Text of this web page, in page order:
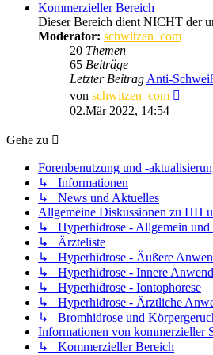
Kommerzieller Bereich
Dieser Bereich dient NICHT der
Moderator: schwitzen_com
20 Themen
65 Beiträge
Letzter Beitrag Anti-
von schwitzen_com
02.Mär 2022, 14:54
Gehe zu
Forenbenutzung und -
↳ Informationen
↳ News und Aktuelles
Allgemeine Diskussionen zu HH
↳ Hyperhidrose - Allgemein und
↳ Ärzteliste
↳ Hyperhidrose - Äußere
↳ Hyperhidrose - Innere
↳ Hyperhidrose - Iontophorese
↳ Hyperhidrose - Ärztliche
↳ Bromhidrose und
Informationen von kommerzieller
↳ Kommerzieller Bereich